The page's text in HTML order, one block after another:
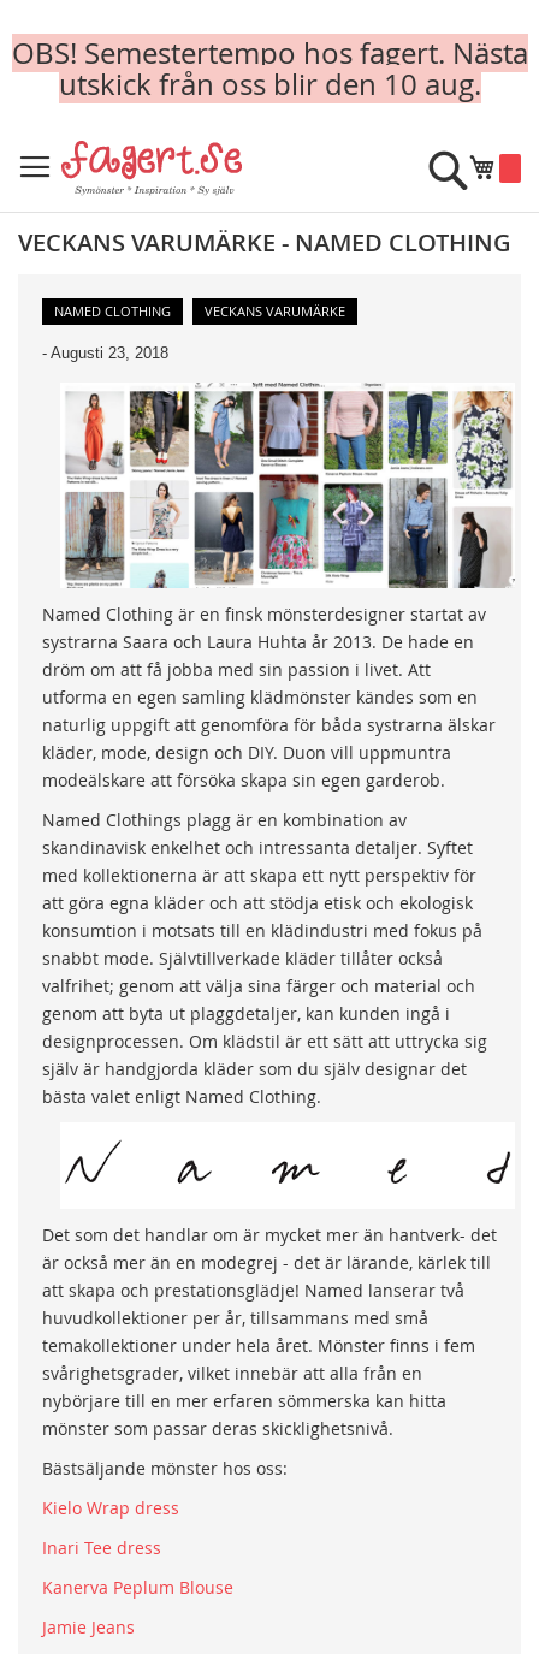
OBS! Semestertempo hos fagert. Nästa
utskick från oss blir den 10 aug.
to
Content
Min
Sök
VECKANS VARUMÄRKE - NAMED CLOTHING
NAMED CLOTHING VECKANS VARUMÄRKE
- Augusti 23, 2018
Named Clothing är en finsk mönsterdesigner startat av
systrarna Saara och Laura Huhta år 2013. De hade en
dröm om att få jobba med sin passion i livet. Att
utforma en egen samling klädmönster kändes som en
naturlig uppgift att genomföra för båda systrarna älskar
kläder, mode, design och DIY. Duon vill uppmuntra
modeälskare att försöka skapa sin egen garderob.
Named Clothings plagg är en kombination av
skandinavisk enkelhet och intressanta detaljer. Syftet
med kollektionerna är att skapa ett nytt perspektiv för
att göra egna kläder och att stödja etisk och ekologisk
konsumtion i motsats till en klädindustri med fokus på
snabbt mode. Självtillverkade kläder tillåter också
valfrihet; genom att välja sina färger och material och
genom att byta ut plaggdetaljer, kan kunden ingå i
designprocessen. Om klädstil är ett sätt att uttrycka sig
själv är handgjorda kläder som du själv designar det
bästa valet enligt Named Clothing.
Det som det handlar om är mycket mer än hantverk- det
är också mer än en modegrej - det är lärande, kärlek till
att skapa och prestationsglädje! Named lanserar två
huvudkollektioner per år, tillsammans med små
temakollektioner under hela året. Mönster finns i fem
svårighetsgrader, vilket innebär att alla från en
nybörjare till en mer erfaren sömmerska kan hitta
mönster som passar deras skicklighetsnivå.
Bästsäljande mönster hos oss:
Kielo Wrap dress
Inari Tee dress
Kanerva Peplum Blouse
Jamie Jeans